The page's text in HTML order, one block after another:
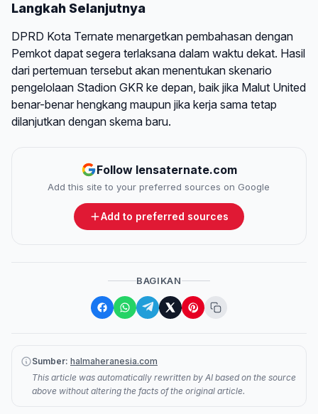
Langkah Selanjutnya
DPRD Kota Ternate menargetkan pembahasan dengan
Pemkot dapat segera terlaksana dalam waktu dekat. Hasil
dari pertemuan tersebut akan menentukan skenario
pengelolaan Stadion GKR ke depan, baik jika Malut United
benar-benar hengkang maupun jika kerja sama tetap
dilanjutkan dengan skema baru.
Follow lensaternate.com
Add this site to your preferred sources on Google
Add to preferred sources
BAGIKAN
Sumber: halmaheranesia.com
This article was automatically rewritten by AI based on the source
above without altering the facts of the original article.